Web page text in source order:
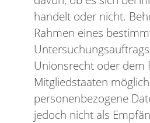
handelt oder nicht.
Rahmen eines
Unionsrecht oder dem
Mitgliedstaaten
personenbezogene
jedoch nicht als